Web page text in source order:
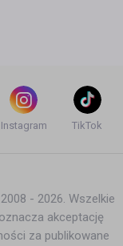
Instagram TikTok
- 2026. Wszelkie
akceptację
za publikowane